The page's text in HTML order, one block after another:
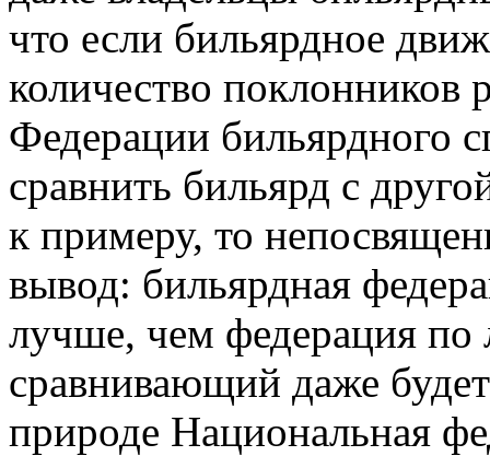
что если бильярдное
количество поклонников
Федерации бильярдного
сравнить бильярд с
к примеру, то
вывод: бильярдная
лучше, чем федерация по
сравнивающий даже
природе Национальная